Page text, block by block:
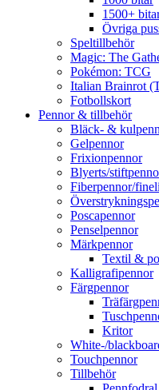
1500+
Övriga
Speltillbehör
Magic: The
Pokémon: TCG
Italian Brainrot
Fotbollskort
Pennor & tillbehör
Bläck- &
Gelpennor
Frixionpennor
Blyerts/
Fiberpennor/
Poscapennor
Penselpennor
Märkpennor
Textil &
Kalligrafipennor
Färgpennor
Kritor
White-/
Touchpennor
Tillbehör